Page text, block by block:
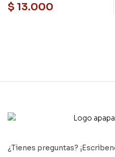
$ 13.000
¿Tienes preguntas?